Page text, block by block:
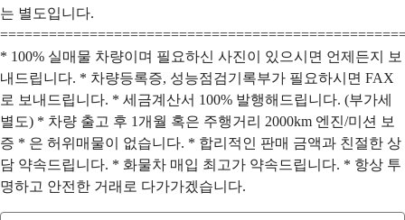
는 별도입니다.
* 100% 실매물 차량이며 필요하신 사진이 있으시면 언제든지 보
내드립니다. * 차량등록증, 성능점검기록부가 필요하시면 FAX
로 보내드립니다. * 세금계산서 100% 발행해드립니다. (부가세
별도) * 차량 출고 후 1개월 혹은 주행거리 2000km 엔진/미션 보
증 * 은 허위매물이 없습니다. * 합리적인 판매 금액과 친절한 상
담 약속드립니다. * 화물차 매입 최고가 약속드립니다. * 항상 투
명하고 안전한 거래로 다가가겠습니다.